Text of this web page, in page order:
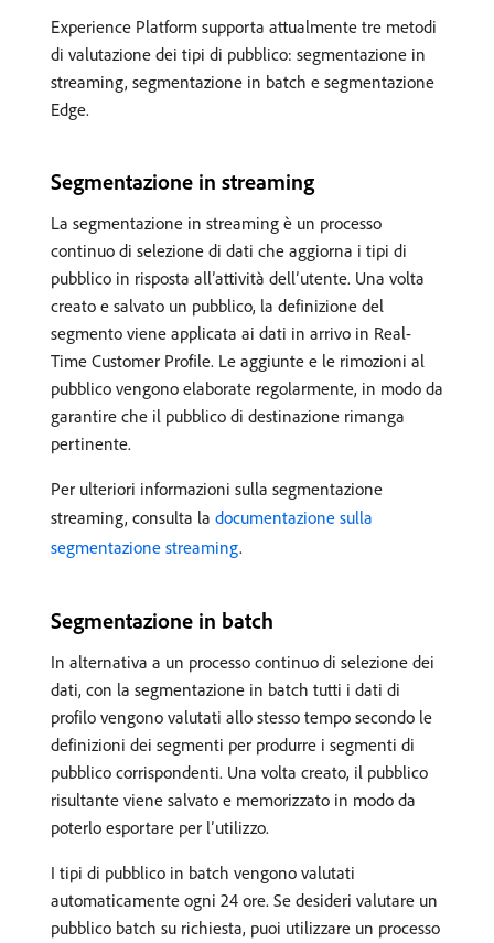
Experience Platform supporta attualmente tre metodi
di valutazione dei tipi di pubblico: segmentazione in
streaming, segmentazione in batch e segmentazione
Edge.
Segmentazione in streaming
La segmentazione in streaming è un processo
continuo di selezione di dati che aggiorna i tipi di
pubblico in risposta all’attività dell’utente. Una volta
creato e salvato un pubblico, la definizione del
segmento viene applicata ai dati in arrivo in Real-
Time Customer Profile. Le aggiunte e le rimozioni al
pubblico vengono elaborate regolarmente, in modo da
garantire che il pubblico di destinazione rimanga
pertinente.
Per ulteriori informazioni sulla segmentazione
streaming, consulta la documentazione sulla
segmentazione streaming.
Segmentazione in batch
In alternativa a un processo continuo di selezione dei
dati, con la segmentazione in batch tutti i dati di
profilo vengono valutati allo stesso tempo secondo le
definizioni dei segmenti per produrre i segmenti di
pubblico corrispondenti. Una volta creato, il pubblico
risultante viene salvato e memorizzato in modo da
poterlo esportare per l’utilizzo.
I tipi di pubblico in batch vengono valutati
automaticamente ogni 24 ore. Se desideri valutare un
pubblico batch su richiesta, puoi utilizzare un processo